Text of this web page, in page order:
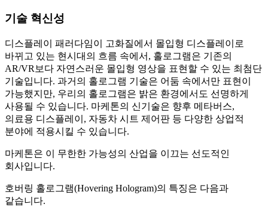
기술 혁신성
디스플레이 패러다임이 고화질에서 몰입형 디스플레이로
바뀌고 있는 현시대의 흐름 속에서, 홀로그램은 기존의
AR/VR보다 자연스러운 몰입형 영상을 표현할 수 있는 최첨단
기술입니다. 과거의 홀로그램 기술은 어둠 속에서만 표현이
가능했지만, 우리의 홀로그램은 밝은 환경에서도 선명하게
사용될 수 있습니다. 마케톤의 신기술은 향후 메타버스,
의료용 디스플레이, 자동차 시트 제어판 등 다양한 상업적
분야에 적용시킬 수 있습니다.
마케톤은 이 무한한 가능성의 산업을 이끄는 선도적인
회사입니다.
호버링 홀로그램(Hovering Hologram)의 특징은 다음과
같습니다.